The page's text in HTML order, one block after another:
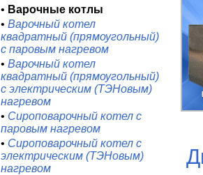
• Варочные котлы
• Варочный котел
квадратный (прямоугольный)
с паровым нагревом
• Варочный котел
квадратный (прямоугольный)
с электрическим (ТЭНовым)
нагревом
• Сироповарочный котел с
паровым нагревом
• Сироповарочный котел с
электрическим (ТЭНовым)
нагревом